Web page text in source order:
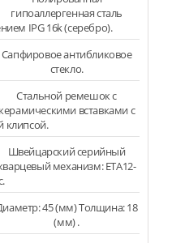
гипоаллергенная сталь
IPG 16k (серебро).
Сапфировое антибликовое
стекло.
Стальной ремешок c
керамическими вставками с
клипсой.
Швейцарский серийный
механизм: ETA12-
45 (мм) Толщина: 18
(мм) .